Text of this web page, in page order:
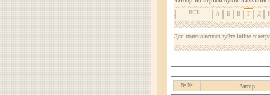
ВСЕ А Б В Г Д
Для поиска используйте inline
№ № Автор